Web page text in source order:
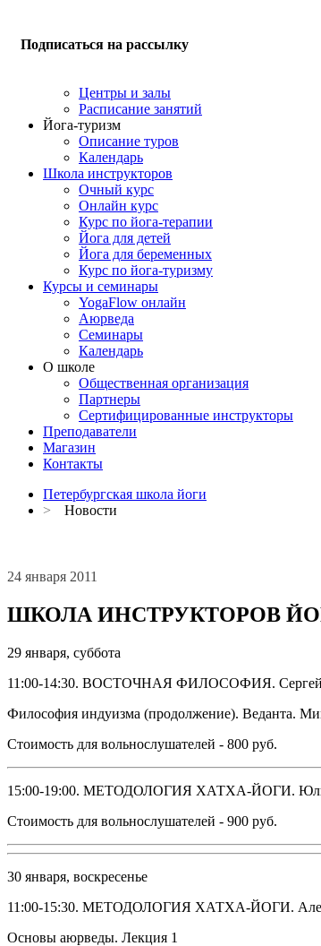
Подписаться на рассылку
Центры и залы
Расписание занятий
Йога-туризм
Описание туров
Календарь
Школа инструкторов
Очный курс
Онлайн курс
Курс по йога-терапии
Йога для детей
Йога для беременных
Курс по йога-туризму
Курсы и семинары
YogaFlow онлайн
Аюрведа
Семинары
Календарь
О школе
Общественная организация
Партнеры
Сертифицированные инструкторы
Преподаватели
Магазин
Контакты
Петербургская школа йоги
>
Новости
24 января 2011
ШКОЛА ИНСТРУКТОРОВ ЙОГИ:
29 января, cуббота
11:00-14:30. ВОСТОЧНАЯ ФИЛОСОФИЯ. Сергей
Философия индуизма (продолжение). Веданта.
Стоимость для вольнослушателей - 800 руб.
15:00-19:00. МЕТОДОЛОГИЯ ХАТХА-ЙОГИ.
Стоимость для вольнослушателей - 900 руб.
30 января, воскресенье
11:00-15:30. МЕТОДОЛОГИЯ ХАТХА-ЙОГИ.
Основы аюрведы. Лекция 1